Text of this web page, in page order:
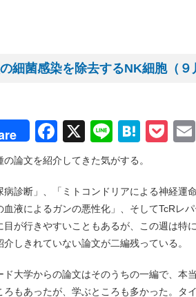
細菌感染を除去するNK細胞（
Facebook
X Line
論文を紹介してきた気がする。
病診断」、「ミトコンドリアによる神経運
液によるガンの悪性化」、そしてTcRレ
目が行きやすいこともあるが、この週は特
しきれていない論文が二編残っている。
ド大学からの論文はそのうちの一編で、本
ろもあったが、学ぶところも多かった。タ